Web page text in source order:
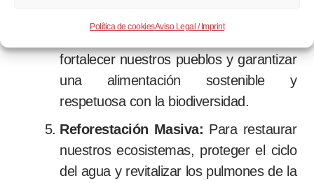
Política de cookiesAviso Legal / Imprint
fortalecer nuestros pueblos y garantizar
una alimentación sostenible y
respetuosa con la biodiversidad.
Reforestación Masiva: Para restaurar
nuestros ecosistemas, proteger el ciclo
del agua y revitalizar los pulmones de la